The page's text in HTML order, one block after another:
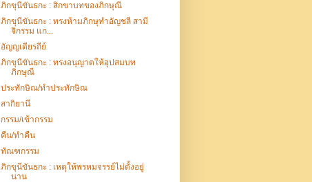
ภิกขุนีขันธกะ : สิกขาบทของภิกษุณี
ภิกขุนีขันธกะ : ทรงห้ามภิกษุทำอัญชลี สามี
จิกรรม แก...
อัญญเดียรถีย์
ภิกขุนีขันธกะ : ทรงอนุญาตให้อุปสมบท
ภิกษุณี
ประทักษิณ/ทำประทักษิณ
สากิยานี
กรรม/เข้ากรรม
คืน/ทำคืน
ทัณฑกรรม
ภิกขุนีขันธกะ : เหตุให้พรหมจรรย์ไม่ตั้งอยู่
นาน